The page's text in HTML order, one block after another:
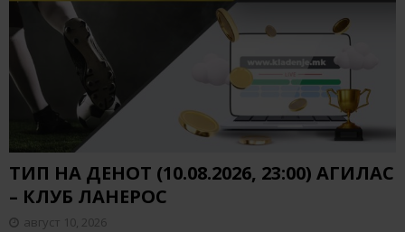
ТИП НА ДЕНОТ (10.08.2026, 23:00) АГИЛАС
– КЛУБ ЛАНЕРОС
август 10, 2026